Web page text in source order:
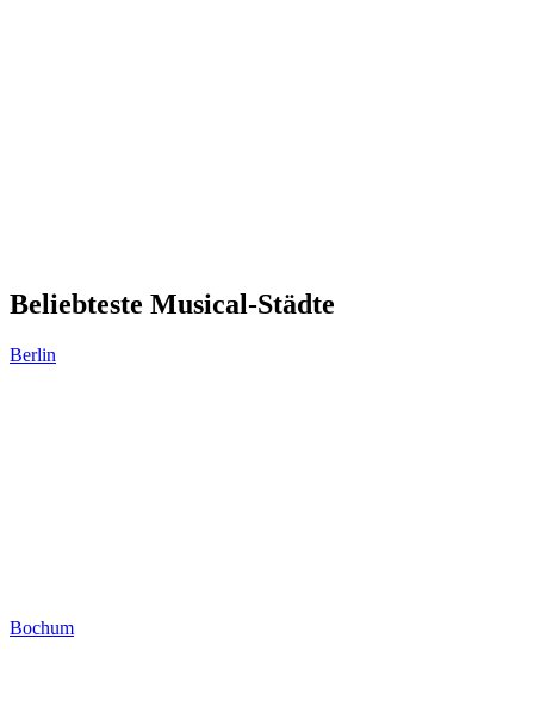
Beliebteste Musical-Städte
Berlin
Bochum